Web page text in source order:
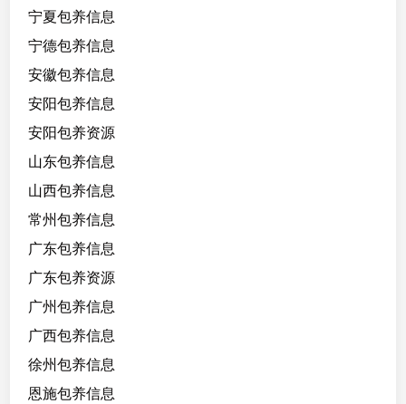
贴
腿
长
细
善
解
意
，
回
，
不
乱
！
宁夏包养信息
宁德包养信息
安徽包养信息
安阳包养信息
安阳包养资源
山东包养信息
山西包养信息
常州包养信息
广东包养信息
广东包养资源
广州包养信息
广西包养信息
徐州包养信息
恩施包养信息